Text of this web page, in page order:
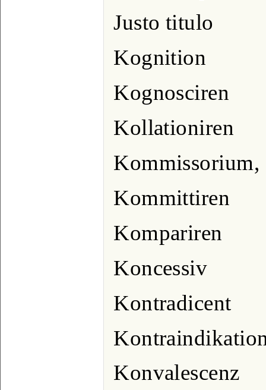
Justo titulo
Kognition
Kognosciren
Kollationiren
Kommittiren
Kompariren
Koncessiv
Kontradicent
Konvalescenz